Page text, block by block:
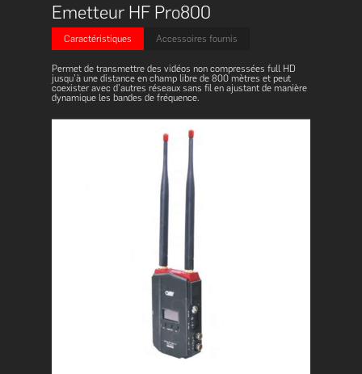
Emetteur HF Pro800
Caractéristiques Accessoires fournis
Permet de transmettre des vidéos non compressées full HD
jusqu’à une distance en champ libre de 800 mètres et peut
coexister avec d’autres réseaux sans fil en ajustant de manière
dynamique les bandes de fréquence.